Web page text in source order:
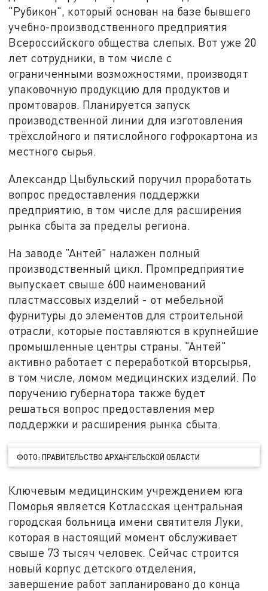
"Рубикон", который основан на базе бывшего
учебно-производственного предприятия
Всероссийского общества слепых. Вот уже 20
лет сотрудники, в том числе с
ограниченными возможностями, производят
упаковочную продукцию для продуктов и
промтоваров. Планируется запуск
производственной линии для изготовления
трёхслойного и пятислойного гофрокартона из
местного сырья.
Александр Цыбульский поручил проработать
вопрос предоставления поддержки
предприятию, в том числе для расширения
рынка сбыта за пределы региона.
На заводе "Антей" налажен полный
производственный цикл. Промпредприятие
выпускает свыше 600 наименований
пластмассовых изделий - от мебельной
фурнитуры до элементов для строительной
отрасли, которые поставляются в крупнейшие
промышленные центры страны. "Антей"
активно работает с переработкой вторсырья,
в том числе, ломом медицинских изделий. По
поручению губернатора также будет
решаться вопрос предоставления мер
поддержки и расширения рынка сбыта.
ФОТО: ПРАВИТЕЛЬСТВО АРХАНГЕЛЬСКОЙ ОБЛАСТИ
Ключевым медицинским учреждением юга
Поморья является Котласская центральная
городская больница имени святителя Луки,
которая в настоящий момент обслуживает
свыше 73 тысяч человек. Сейчас строится
новый корпус детского отделения,
завершение работ запланировано до конца